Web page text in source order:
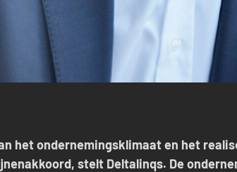
het ondernemingsklimaat en het
stelt Deltalinqs. De